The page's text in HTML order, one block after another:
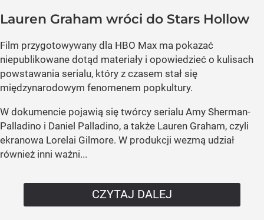
Lauren Graham wróci do Stars Hollow
Film przygotowywany dla HBO Max ma pokazać
niepublikowane dotąd materiały i opowiedzieć o kulisach
powstawania serialu, który z czasem stał się
międzynarodowym fenomenem popkultury.
W dokumencie pojawią się twórcy serialu Amy Sherman-
Palladino i Daniel Palladino, a także Lauren Graham, czyli
ekranowa Lorelai Gilmore. W produkcji wezmą udział
również inni ważni...
CZYTAJ DALEJ